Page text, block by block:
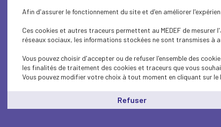
Afin d'assurer le fonctionnement du site et d'en améliorer
Ces cookies et autres traceurs permettent au MEDEF de
réseaux sociaux, les informations stockées ne sont transmises
Vous pouvez choisir d'accepter ou de refuser l'ensemble des
les finalités de traitement des cookies et traceurs que vous
Vous pouvez modifier votre choix à tout moment en cliquant sur le
Refuser